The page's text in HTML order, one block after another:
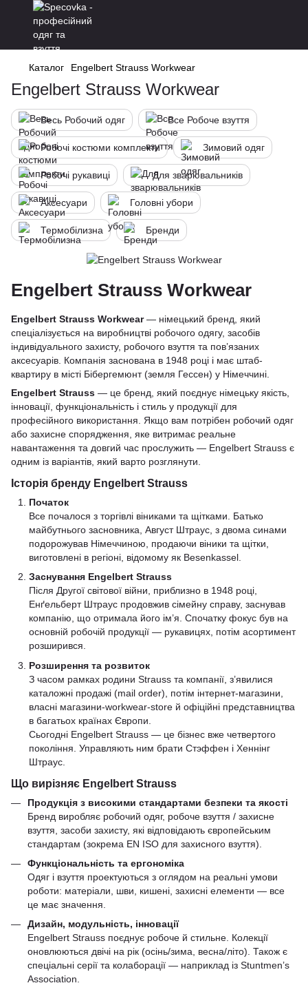
Каталог Engelbert Strauss Workwear
Engelbert Strauss Workwear
Весь Робочий одяг Все Робоче взуття
Робочі костюми комплекти Зимовий одяг
Робочі рукавиці Для зварювальників
Аксесуари Головні убори
Термобілизна Бренди
Engelbert Strauss Workwear
Engelbert Strauss Workwear— німецький бренд, який
спеціалізується на виробництві робочого одягу, засобів
індивідуального захисту, робочого взуття та пов’язаних
аксесуарів. Компанія заснована в 1948 році і має штаб-
квартиру в місті Бібергемюнт (земля Гессен) у Німеччині.
Engelbert Strauss — це бренд, який поєднує німецьку якість,
інновації, функціональність і стиль у продукції для
професійного використання. Якщо вам потрібен робочий одяг
або захисне спорядження, яке витримає реальне
навантаження та довгий час прослужить — Engelbert Strauss є
одним із варіантів, який варто розглянути.
Історія бренду Engelbert Strauss
Початок
Все почалося з торгівлі віниками та щітками. Батько
майбутнього засновника, Август Штраус, з двома синами
подорожував Німеччиною, продаючи віники та щітки,
виготовлені в регіоні, відомому як Besenkassel.
Заснування Engelbert Strauss
Після Другої світової війни, приблизно в 1948 році,
Енґельберт Штраус продовжив сімейну справу, заснував
компанію, що отримала його ім’я. Спочатку фокус був на
основній робочій продукції — рукавицях, потім асортимент
розширився.
Розширення та розвиток
З часом рамках родини Strauss та компанії, з’явилися
каталожні продажі (mail order), потім інтернет-магазини,
власні магазини‑workwear‑store й офіційні представництва
в багатьох країнах Європи.
Сьогодні Engelbert Strauss — це бізнес вже четвертого
покоління. Управляють ним брати Стэффен і Хеннінг
Штраус.
Що вирізняє Engelbert Strauss
Продукція з високими стандартами безпеки та якості
Бренд виробляє робочий одяг, робоче взуття / захисне
взуття, засоби захисту, які відповідають європейським
стандартам (зокрема EN ISO для захисного взуття).
Функціональність та ергономіка
Одяг і взуття проектуються з оглядом на реальні умови
роботи: матеріали, шви, кишені, захисні елементи — все
це має значення.
Дизайн, модульність, інновації
Engelbert Strauss поєднує робоче й стильне. Колекції
оновлюються двічі на рік (осінь/зима, весна/літо). Також є
спеціальні серії та колаборації — наприклад із Stuntmen’s
Association.